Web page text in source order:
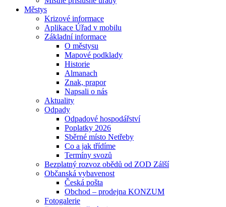
Městys
Krizové informace
Aplikace Úřad v mobilu
Základní informace
O městysu
Mapové podklady
Historie
Almanach
Znak, prapor
Napsali o nás
Aktuality
Odpady
Odpadové hospodářství
Poplatky 2026
Sběrné místo Netřeby
Co a jak třídíme
Termíny svozů
Bezplatný rozvoz obědů od ZOD Zálší
Občanská vybavenost
Česká pošta
Obchod – prodejna KONZUM
Fotogalerie